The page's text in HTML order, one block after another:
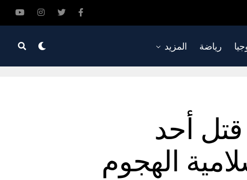
رياضة المزيد
قتل أحد
الهجوم